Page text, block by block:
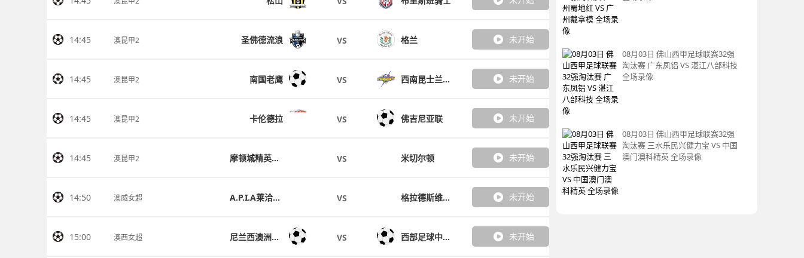
14:45 澳昆甲2 圣佛德流浪 VS 格兰 未开始
14:45 澳昆甲2 南国老鹰 VS 西南昆士兰达雷 未开始
14:45 澳昆甲2 卡伦德拉 VS 佛吉尼亚联 未开始
14:45 澳昆甲2 摩顿城精英后备队 VS 米切尔顿 未开始
14:50 澳威女超 A.P.I.A莱洽德女足 VS 格拉德斯维尔乌鸦女足 未开始
15:00 澳西女超 尼兰西澳洲大学女足 VS 西部足球中心女足 未开始
08月03日 佛山西甲足球联赛32强
淘汰赛 广东凤铝 VS 湛江八部科技
全场录像
08月03日 佛山西甲足球联赛32强
淘汰赛 三水乐民兴健力宝 VS 中国
澳门澳科精英 全场录像